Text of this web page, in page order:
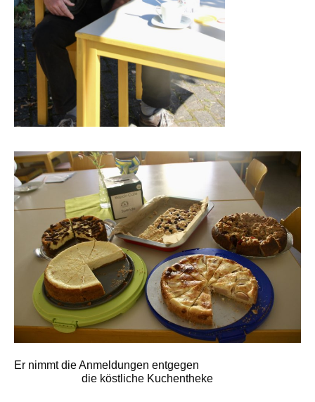
Er nimmt die Anmeldungen entgegen
die köstliche Kuchentheke